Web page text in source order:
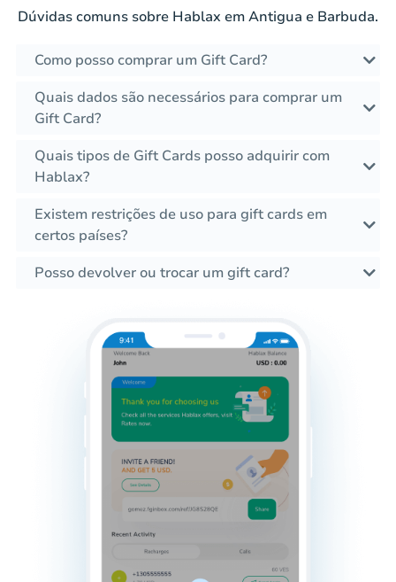
Dúvidas comuns sobre Hablax em Antigua e Barbuda.
Como posso comprar um Gift Card?
Quais dados são necessários para comprar um
Gift Card?
Quais tipos de Gift Cards posso adquirir com
Hablax?
Existem restrições de uso para gift cards em
certos países?
Posso devolver ou trocar um gift card?